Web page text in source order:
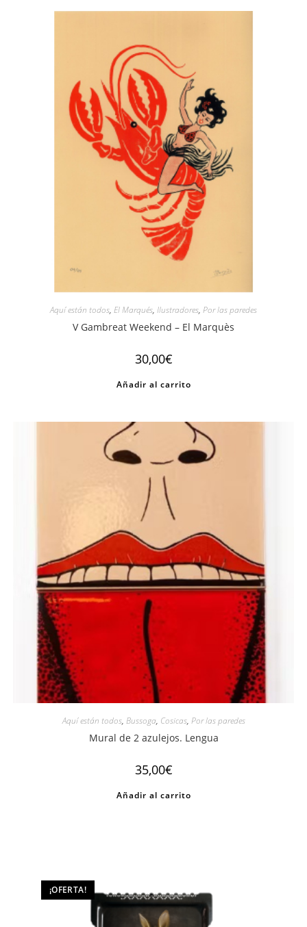
Aquí están todos, El Marqués, Ilustradores, Por las paredes
V Gambreat Weekend – El Marquès
30,00€
Añadir al carrito
Aquí están todos, Bussoga, Cosicas, Por las paredes
Mural de 2 azulejos. Lengua
35,00€
Añadir al carrito
¡OFERTA!